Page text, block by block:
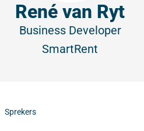
René van Ryt
Business Developer
SmartRent
Sprekers